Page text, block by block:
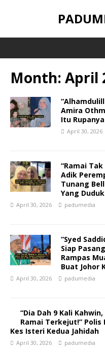
Month: April
Amira
Itu
April 30, 2026
“Ramai
Adik
Tunang
Yang
April 30, 2026 padumedia
“Syed
Siap
Rampas
Buat Johor
April 30, 2026 padumedia
“Dia Dah 9 Kali
Ramai Terkejut!”
Kes Isteri Kedua Jahidah
April 30, 2026 padumedia